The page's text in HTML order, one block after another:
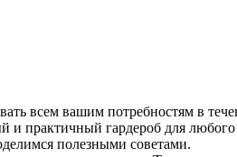
всем вашим потребностям в
практичный гардероб для
полезными советами.